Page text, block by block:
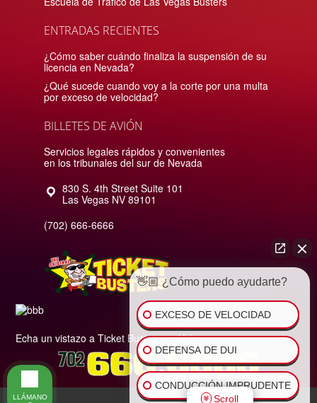
ENTRADAS RECIENTES
¿Cómo saber cuándo finaliza la suspensión de su
licencia en Nevada?
¿Qué sucede cuando voy a la corte por una multa
por exceso de velocidad?
BILLETES DE AVIÓN
Servicios legales rápidos y convenientes
en los tribunales del sur de Nevada
830 S. 4th Street Suite 101
Las Vegas NV 89101
(702) 666-6666
Echa un vistazo a Ticket Busters en Yelp
👋🏼 ¿Cómo puedo ayudarte?
EXCESO DE VELOCIDAD
DEFENSA DE DUI
CONDUCCIÓN IMPRUDENTE
Scroll
LLÁMANO